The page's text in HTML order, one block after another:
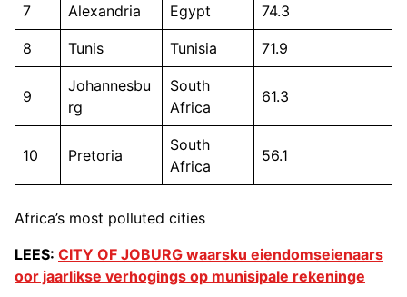
7 Alexandria Egypt 74.3
8 Tunis Tunisia 71.9
9
Johannesbu
rg
South
Africa
61.3
10 Pretoria
South
Africa
56.1
Africa’s most polluted cities
LEES: CITY OF JOBURG waarsku eiendomseienaars
oor jaarlikse verhogings op munisipale rekeninge